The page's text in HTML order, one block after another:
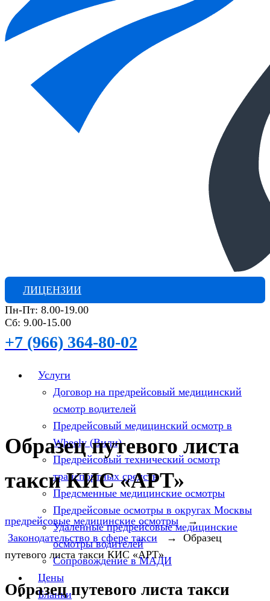
ЛИЦЕНЗИИ
Пн-Пт: 8.00-19.00
Сб: 9.00-15.00
+7 (966) 364-80-02
Услуги
Договор на предрейсовый медицинский
осмотр водителей
Предрейсовый медицинский осмотр в
Wheely (Вили)
Предрейсовый технический осмотр
транспортных средств
Предсменные медицинские осмотры
Предрейсовые осмотры в округах Москвы
Удаленные предрейсовые медицинские
осмотры водителей
Сопровождение в МАДИ
Цены
Бланки
Образец путевого листа
такси КИС «АРТ»
предрейсовые медицинские осмотры
→
Законодательство в сфере такси → Образец
путевого листа такси КИС «АРТ»
Образец путевого листа такси